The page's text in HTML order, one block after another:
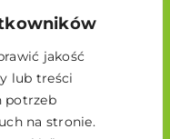
jakość
lub treści
potrzeb
na stronie.